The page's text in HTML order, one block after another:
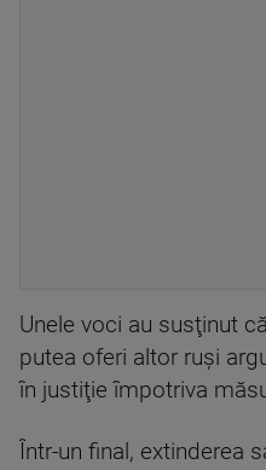
Unele voci au susţinut
putea oferi altor ruşi
în justiţie împotriva
Într-un final, extinderea